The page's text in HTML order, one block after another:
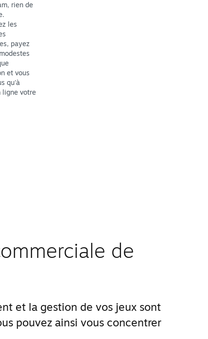
rien de
les
payez
et vous
qu'à
ligne votre
de
et la gestion de vos jeux sont
pouvez ainsi vous concentrer